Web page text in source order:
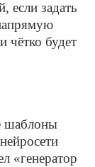
если задать
чётко будет
шаблоны
«генератор